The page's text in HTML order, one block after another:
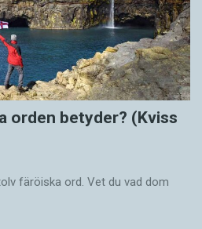
orden betyder? (Kviss
färöiska ord. Vet du vad dom